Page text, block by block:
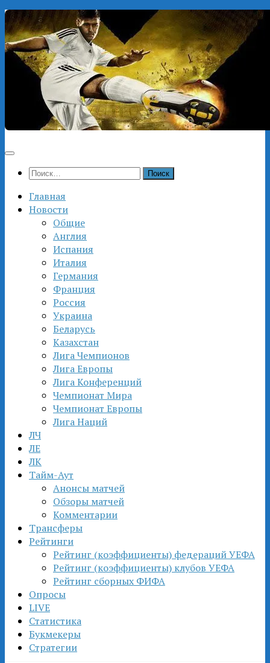
Перейти
к
содержимому
Найти:
Главная
Новости
Общие
Англия
Испания
Италия
Германия
Франция
Россия
Украина
Беларусь
Казахстан
Лига Чемпионов
Лига Европы
Лига Конференций
Чемпионат Мира
Чемпионат Европы
Лига Наций
ЛЧ
ЛЕ
ЛК
Тайм-Аут
Анонсы матчей
Обзоры матчей
Комментарии
Трансферы
Рейтинги
Рейтинг (коэффициенты) федераций УЕФА
Рейтинг (коэффициенты) клубов УЕФА
Рейтинг сборных ФИФА
Опросы
LIVE
Статистика
Букмекеры
Стратегии